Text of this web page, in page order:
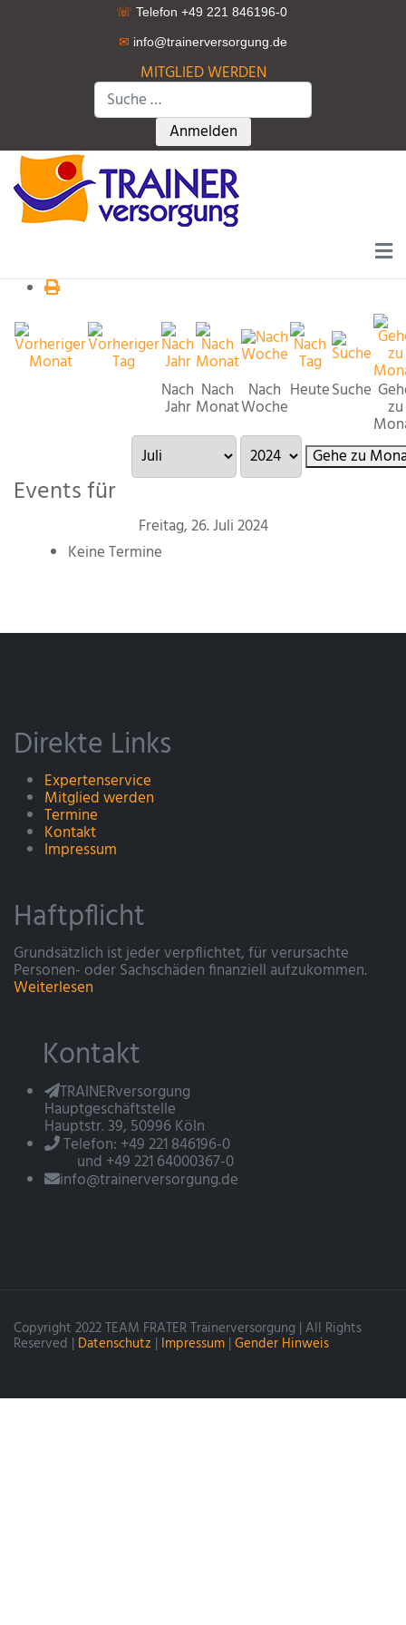
☏ Telefon +49 221 846196-0
✉ info@trainerversorgung.de
MITGLIED WERDEN
Suchen
Type 2 or more characters for
Anmelden
Nach
Jahr
Nach
Monat
Nach
Woche
HeuteSuche
zu
Gehe zu
Events für
Freitag, 26. Juli 2024
Keine Termine
Direkte Links
Expertenservice
Mitglied werden
Termine
Kontakt
Impressum
Haftpflicht
Grundsätzlich ist jeder verpflichtet, für verursachte
Personen- oder Sachschäden finanziell aufzukommen.
Weiterlesen
Kontakt
TRAINERversorgung
Hauptgeschäftstelle
Hauptstr. 39, 50996 Köln
Telefon: +49 221 846196-0
und +49 221 64000367-0
info@trainerversorgung.de
Copyright 2022 TEAM FRATER Trainerversorgung | All Rights
Reserved | Datenschutz | Impressum | Gender Hinweis